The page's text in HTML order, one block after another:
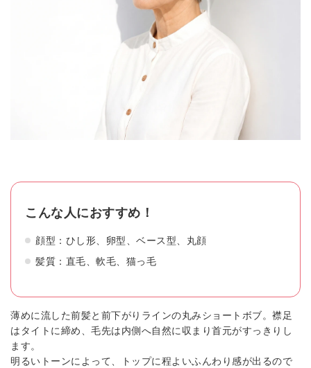
こんな人におすすめ！
顔型：ひし形、卵型、ベース型、丸顔
髪質：直毛、軟毛、猫っ毛
薄めに流した前髪と前下がりラインの丸みショートボブ。襟足
はタイトに締め、毛先は内側へ自然に収まり首元がすっきりし
ます。
明るいトーンによって、トップに程よいふんわり感が出るので